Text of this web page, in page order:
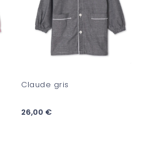
Claude gris
26,00 €